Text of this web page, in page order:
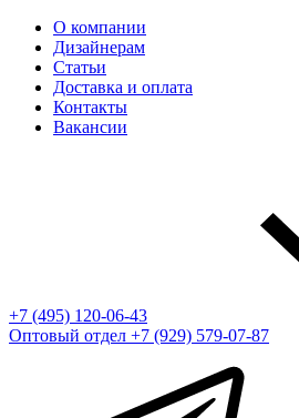
О компании
Дизайнерам
Статьи
Доставка и оплата
Контакты
Вакансии
+7 (495) 120-06-43
Оптовый отдел +7 (929) 579-07-87